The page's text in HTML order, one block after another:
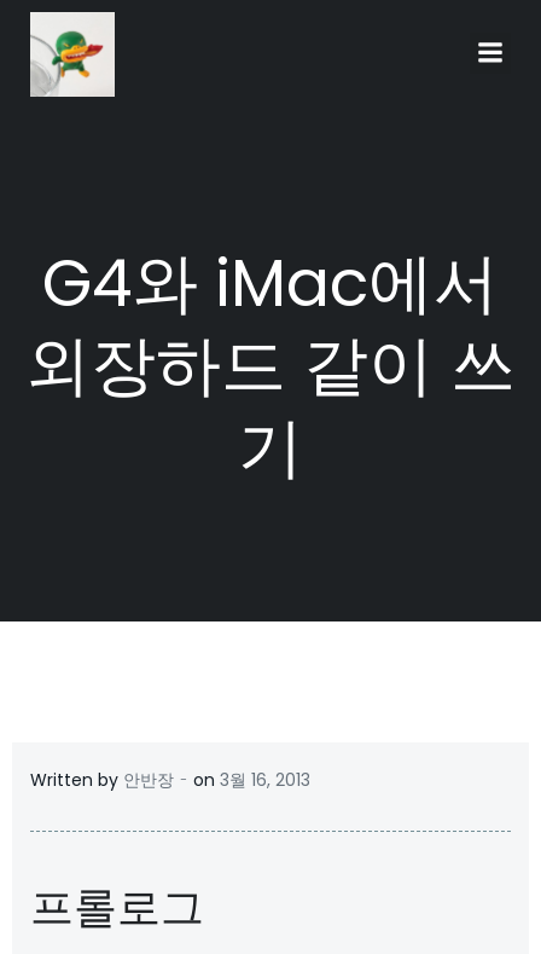
G4와 iMac에서
외장하드 같이 쓰
기
Written by 안반장 - on 3월 16, 2013
프롤로그